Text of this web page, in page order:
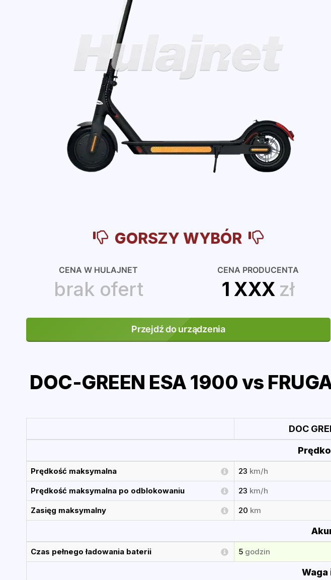
GORSZY WYBÓR
CENA W HULAJNET
brak ofert
CENA PRODUCENTA
1 XXX zł
Przejdź do urządzenia
DOC-GREEN ESA 1900 vs
DOC
Prędkość maksymalna 23 km/h
Prędkość maksymalna po odblokowaniu 23 km/h
Zasięg maksymalny 20 km
Czas pełnego ładowania baterii 5 godzin
Waga